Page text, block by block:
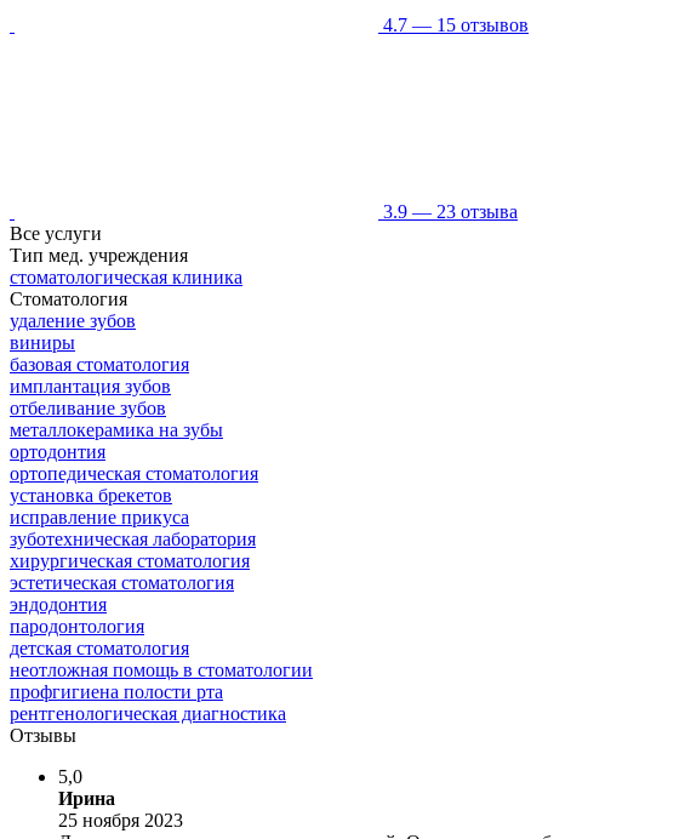
4.7 — 15 отзывов
3.9 — 23 отзывa
Все услуги
Тип мед. учреждения
стоматологическая клиника
Стоматология
удаление зубов
виниры
базовая стоматология
имплантация зубов
отбеливание зубов
металлокерамика на зубы
ортодонтия
ортопедическая стоматология
установка брекетов
исправление прикуса
зуботехническая лаборатория
хирургическая стоматология
эстетическая стоматология
эндодонтия
пародонтология
детская стоматология
неотложная помощь в стоматологии
профгигиена полости рта
рентгенологическая диагностика
Отзывы
5,0
Ирина
25 ноября 2023